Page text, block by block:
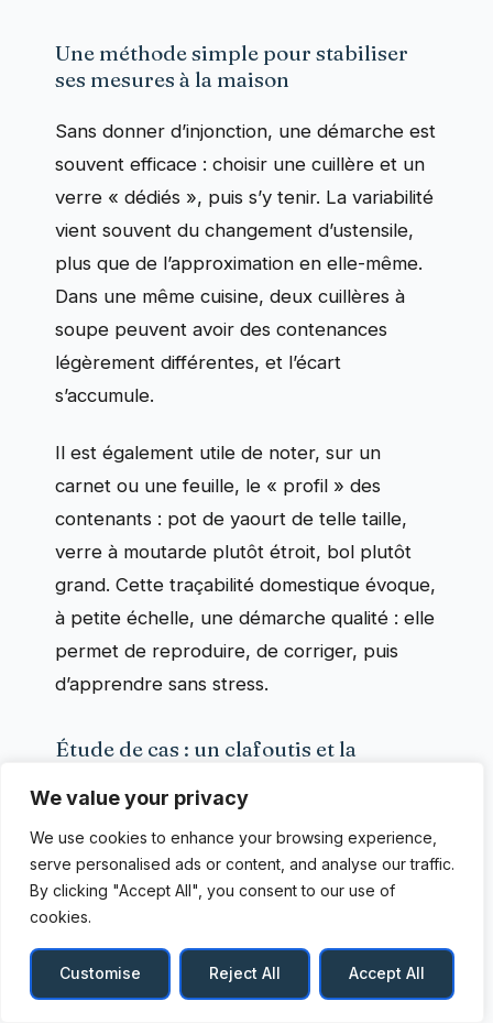
We value your privacy
We use cookies to enhance your browsing experience,
serve personalised ads or content, and analyse our traffic.
By clicking "Accept All", you consent to our use of
cookies.
Customise Reject All Accept All
Une méthode simple pour stabiliser
ses mesures à la maison
Sans donner d’injonction, une démarche est
souvent efficace : choisir une cuillère et un
verre « dédiés », puis s’y tenir. La variabilité
vient souvent du changement d’ustensile,
plus que de l’approximation en elle-même.
Dans une même cuisine, deux cuillères à
soupe peuvent avoir des contenances
légèrement différentes, et l’écart
s’accumule.
Il est également utile de noter, sur un
carnet ou une feuille, le « profil » des
contenants : pot de yaourt de telle taille,
verre à moutarde plutôt étroit, bol plutôt
grand. Cette traçabilité domestique évoque,
à petite échelle, une démarche qualité : elle
permet de reproduire, de corriger, puis
d’apprendre sans stress.
Étude de cas : un clafoutis et la
Les recettes à base de fruits illustrent bien
la notion de marge d’erreur, car l’humidité
varie selon la saison et le degré de maturité.
Un clafoutis supporte souvent une mesure
« à l’œil » pour les fruits, mais beaucoup
moins pour l’appareil, qui doit rester